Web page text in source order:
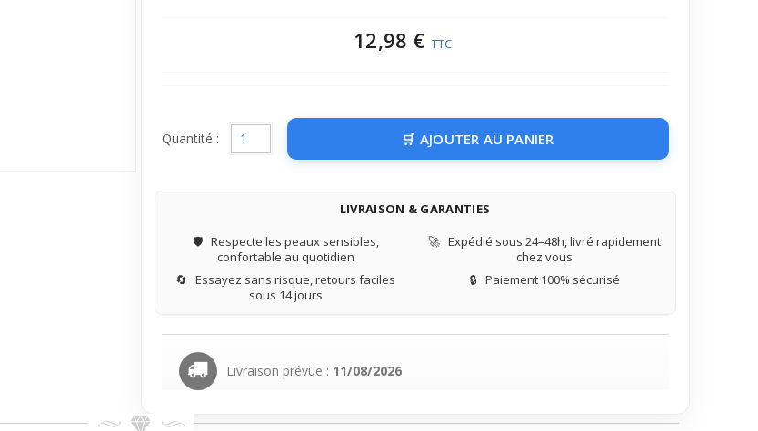
12,98 € TTC
Quantité : AJOUTER AU PANIER
LIVRAISON & GARANTIES
🛡️ Respecte les peaux sensibles,
confortable au quotidien
🚀 Expédié sous 24–48h, livré rapidement
chez vous
🔄 Essayez sans risque, retours faciles
sous 14 jours
🔒 Paiement 100% sécurisé
Livraison prévue : 11/08/2026